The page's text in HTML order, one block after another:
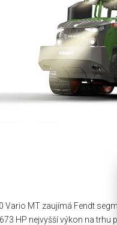
Vario MT zaujímá Fendt
HP nejvyšší výkon na trhu